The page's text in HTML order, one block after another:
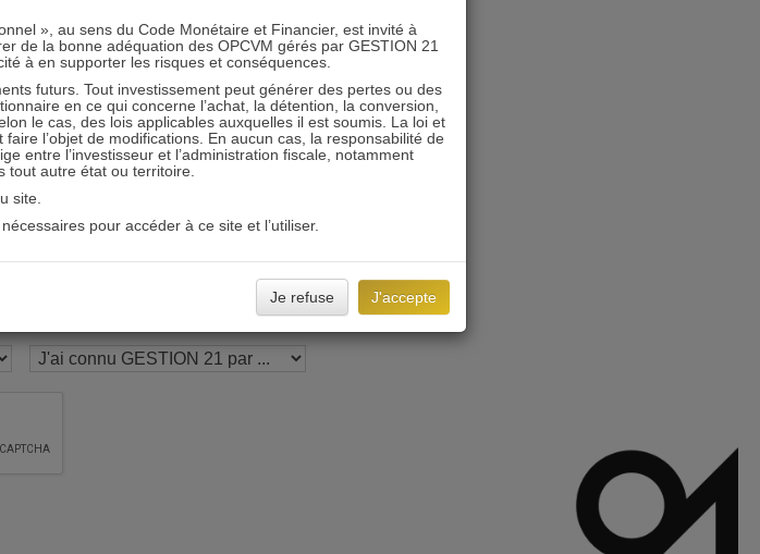
INFORMÉ
newsletters
», au sens du Code Monétaire et Financier, est invité à
de la bonne adéquation des OPCVM gérés par GESTION 21
à en supporter les risques et conséquences.
futurs. Tout investissement peut générer des pertes ou des
en ce qui concerne l’achat, la détention, la conversion,
le cas, des lois applicables auxquelles il est soumis. La loi et
l’objet de modifications. En aucun cas, la responsabilité de
entre l’investisseur et l’administration fiscale, notamment
tout autre état ou territoire.
site.
pour accéder à ce site et l’utiliser.
Je refuse J'accepte